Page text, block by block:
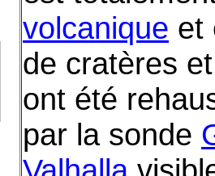
volcanique et
de cratères
ont été
par la sonde